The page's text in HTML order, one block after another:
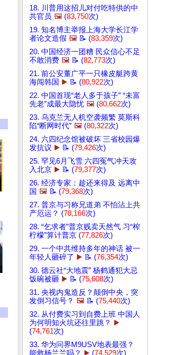
18. 川普用这招儿对付吃特供的中
共官员 🖼️ (83,750次)
19. 知名博主举报上海大学长江学
者论文造假 🖼️ 📝 (83,359次)
20. 中国经济一团糟 民众信心不足
不敢消费 🖼️ 📝 (82,773次)
21. 前公安董广平一只橡皮艇跨黄
海闯韩国 ▶️ 📝 (80,922次)
22. 中国首现“老人多于孩子” “未富
先老”成最大隐忧 🖼️ (80,662次)
23. 乌克兰无人机空袭频繁 莫斯科
陷“断网时代” 🖼️ (80,322次)
24. 六四纪念馆被破坏 三省校园爆
发抗议 ▶️ 📝 (79,426次)
25. 罕见6月飞雪 六四冤气冲天攻
入北京 ▶️ 📝 (79,377次)
26. 经济专家：趁还来得及 远离中
国 🖼️ 📝 (79,368次)
27. 普京与习称兄道弟 不怕沾上共
产厄运？ (78,166次)
28. “乞求者”普京贱卖天然气 习“榨
柠檬”算计普京 (77,826次)
29. 一个中共维持多年的神话 被一
年轻人砸碎了 ▶️ 📝 (76,354次)
30. 德云社“大地震” 杨鹤通犯大忌
饭碗被砸 ▶️ 📝 (75,608次)
31. 央视内鬼造反？颠倒中央，突
发倒习信号？ 🖼️ 📝 (75,440次)
32. 从付费实习到自费上班 中国人
为何明知火坑还往里跳？
▶️
(74,761次)
33. 华为问界M9USV地表最强？
能救杨兰兰吗？
▶️ (74,529次)